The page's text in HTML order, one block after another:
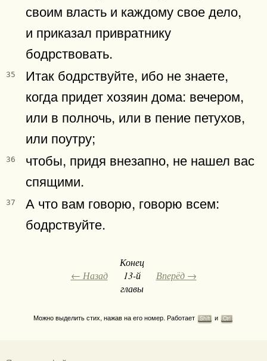
своим власть и каждому свое дело,
и приказал привратнику
бодрствовать.
35
Итак бодрствуйте, ибо не знаете,
когда придет хозяин дома: вечером,
или в полночь, или в пение петухов,
или поутру;
36
чтобы, придя внезапно, не нашел вас
спящими.
37
А что вам говорю, говорю всем:
бодрствуйте.
← Назад
Конец
13-й
главы
Вперёд →
Можно выделить стих, нажав на его номер. Работает Shift и Ctrl